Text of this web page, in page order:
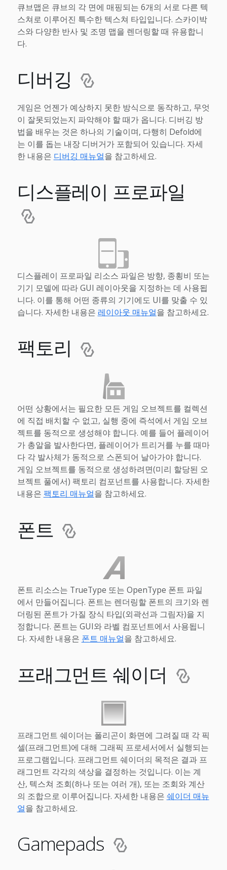
큐브맵은 큐브의 각 면에 매핑되는 6개의 서로 다른 텍
스쳐로 이루어진 특수한 텍스쳐 타입입니다. 스카이박
스와 다양한 반사 및 조명 맵을 렌더링할 때 유용합니
다.
디버깅
게임은 언젠가 예상하지 못한 방식으로 동작하고, 무엇
이 잘못되었는지 파악해야 할 때가 옵니다. 디버깅 방
법을 배우는 것은 하나의 기술이며, 다행히 Defold에
는 이를 돕는 내장 디버거가 포함되어 있습니다. 자세
한 내용은 디버깅 매뉴얼을 참고하세요.
디스플레이 프로파일
디스플레이 프로파일 리소스 파일은 방향, 종횡비 또는
기기 모델에 따라 GUI 레이아웃을 지정하는 데 사용됩
니다. 이를 통해 어떤 종류의 기기에도 UI를 맞출 수 있
습니다. 자세한 내용은 레이아웃 매뉴얼을 참고하세요.
팩토리
어떤 상황에서는 필요한 모든 게임 오브젝트를 컬렉션
에 직접 배치할 수 없고, 실행 중에 즉석에서 게임 오브
젝트를 동적으로 생성해야 합니다. 예를 들어 플레이어
가 총알을 발사한다면, 플레이어가 트리거를 누를 때마
다 각 발사체가 동적으로 스폰되어 날아가야 합니다.
게임 오브젝트를 동적으로 생성하려면(미리 할당된 오
브젝트 풀에서) 팩토리 컴포넌트를 사용합니다. 자세한
내용은 팩토리 매뉴얼을 참고하세요.
폰트
폰트 리소스는 TrueType 또는 OpenType 폰트 파일
에서 만들어집니다. 폰트는 렌더링할 폰트의 크기와 렌
더링된 폰트가 가질 장식 타입(외곽선과 그림자)을 지
정합니다. 폰트는 GUI와 라벨 컴포넌트에서 사용됩니
다. 자세한 내용은 폰트 매뉴얼을 참고하세요.
프래그먼트 쉐이더
프래그먼트 쉐이더는 폴리곤이 화면에 그려질 때 각 픽
셀(프래그먼트)에 대해 그래픽 프로세서에서 실행되는
프로그램입니다. 프래그먼트 쉐이더의 목적은 결과 프
래그먼트 각각의 색상을 결정하는 것입니다. 이는 계
산, 텍스쳐 조회(하나 또는 여러 개), 또는 조회와 계산
의 조합으로 이루어집니다. 자세한 내용은 쉐이더 매뉴
얼을 참고하세요.
Gamepads